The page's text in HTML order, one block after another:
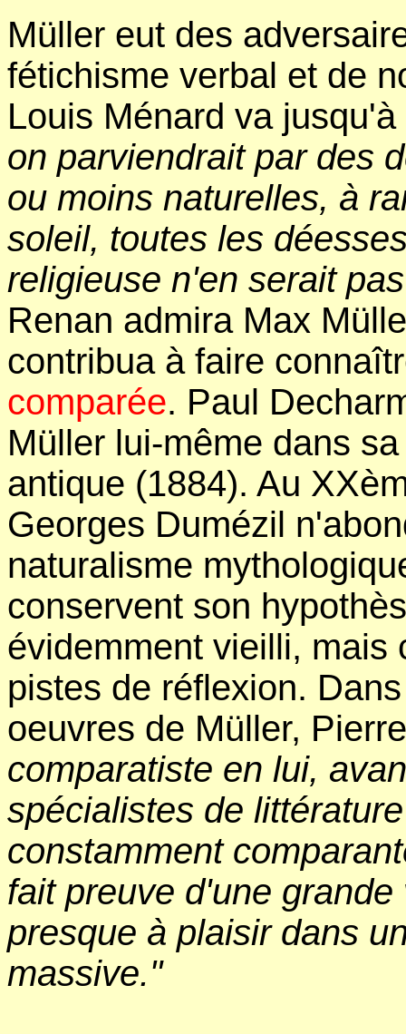
Müller eut des
fétichisme verbal et de
Louis Ménard va
on parviendrait par des
ou moins naturelles, à
soleil, toutes les
religieuse n'en serait
Renan admira Max
contribua à faire
comparée. Paul
Müller lui-même dans
antique (1884). Au
Georges Dumézil
naturalisme
conservent son
évidemment vieilli, mais
pistes de réflexion.
oeuvres de Müller,
comparatiste en lui,
spécialistes de
constamment
fait preuve d'une
presque à plaisir dans
massive."